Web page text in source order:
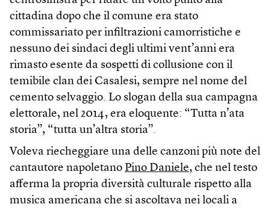
cittadina dopo che il comune era stato
commissariato per infiltrazioni camorristiche e
nessuno dei sindaci degli ultimi vent’anni era
rimasto esente da sospetti di collusione con il
temibile clan dei Casalesi, sempre nel nome del
cemento selvaggio. Lo slogan della sua campagna
elettorale, nel 2014, era eloquente: “Tutta n’ata
storia”, “tutta un’altra storia”.
Voleva riecheggiare una delle canzoni più note del
cantautore napoletano Pino Daniele, che nel testo
afferma la propria diversità culturale rispetto alla
musica americana che si ascoltava nei locali a